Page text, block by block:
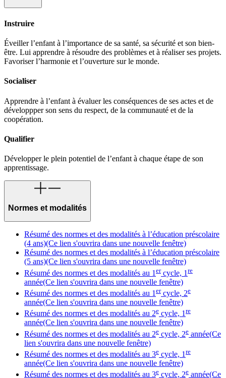
Instruire
Éveiller l’enfant à l’importance de sa santé, sa sécurité et son bien-
être. Lui apprendre à résoudre des problèmes et à réaliser ses projets.
Favoriser l’harmonie et l’ouverture sur le monde.
Socialiser
Apprendre à l’enfant à évaluer les conséquences de ses actes et de
développper son sens du respect, de la communauté et de la
coopération.
Qualifier
Développer le plein potentiel de l’enfant à chaque étape de son
apprentissage.
Normes et modalités
Résumé des normes et des modalités à l’éducation préscolaire
(4 ans)(Ce lien s'ouvrira dans une nouvelle fenêtre)
Résumé des normes et des modalités à l’éducation préscolaire
(5 ans)(Ce lien s'ouvrira dans une nouvelle fenêtre)
Résumé des normes et des modalités au 1 ercycle, 1 re
année(Ce lien s'ouvrira dans une nouvelle fenêtre)
Résumé des normes et des modalités au 1 ercycle, 2e
année(Ce lien s'ouvrira dans une nouvelle fenêtre)
Résumé des normes et des modalités au 2e cycle, 1 re
année(Ce lien s'ouvrira dans une nouvelle fenêtre)
Résumé des normes et des modalités au 2e cycle, 2e année(Ce
lien s'ouvrira dans une nouvelle fenêtre)
Résumé des normes et des modalités au 3e cycle, 1 re
année(Ce lien s'ouvrira dans une nouvelle fenêtre)
Résumé des normes et des modalités au 3e cycle, 2e année(Ce